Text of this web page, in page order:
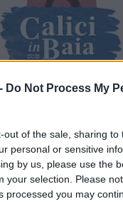
Do Not Process My
out of the sale, sharing to
personal or sensitive
by us, please use the
your selection. Please
processed you may
le pubblicità
asoli € 1,10 al